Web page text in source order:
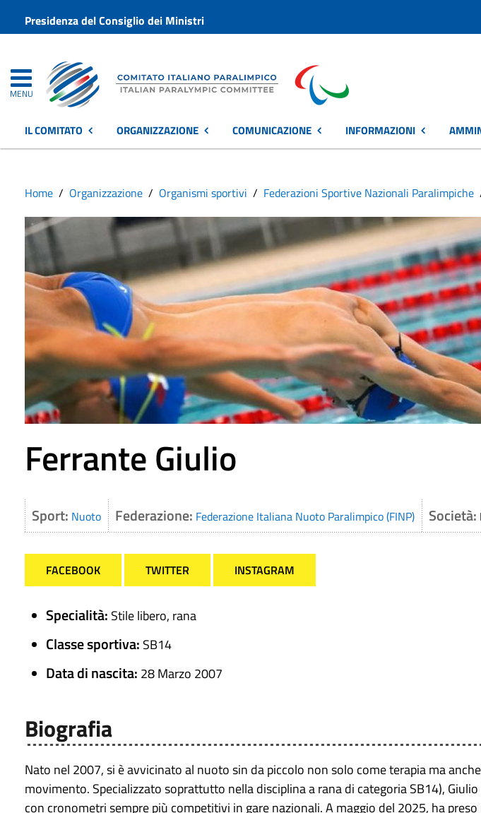
Presidenza del Consiglio dei Ministri
MENU
IL COMITATO ORGANIZZAZIONE COMUNICAZIONE INFORMAZIONI
Home Organizzazione Organismi sportivi Federazioni Sportive Nazionali Paralimpiche
Ferrante Giulio
Sport: Nuoto Federazione: Federazione Italiana Nuoto Paralimpico (FINP) Società:
FACEBOOK TWITTER INSTAGRAM
Specialità: Stile libero, rana
Classe sportiva: SB14
Data di nascita: 28 Marzo 2007
Biografia
Nato nel 2007, si è avvicinato al nuoto sin da piccolo non solo come terapia ma
movimento. Specializzato soprattutto nella disciplina a rana di categoria SB14),
con cronometri sempre più competitivi in gare nazionali. A maggio del 2025, ha